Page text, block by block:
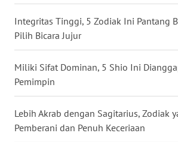
Integritas Tinggi, 5 Zodiak Ini Pantang
Pilih Bicara Jujur
Miliki Sifat Dominan, 5 Shio Ini
Pemimpin
Lebih Akrab dengan Sagitarius, Zodiak
Pemberani dan Penuh Keceriaan
WN
NUSANTARA
WN
JOGJA
WN
JATIM